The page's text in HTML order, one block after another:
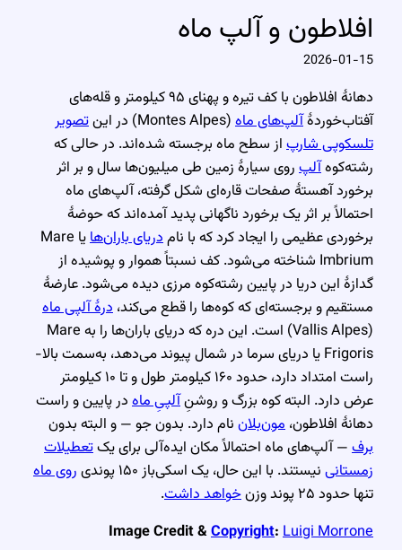
افلاطون و آلپ ماه
2026-01-15
دهانهٔ افلاطون با کف تیره و پهنای ۹۵ کیلومتر و قله‌های
آفتاب‌خوردهٔآلپ‌های ماه(Montes Alpes) در این
تصویر
تلسکوپی شارپاز سطح ماه برجسته شده‌اند. در حالی که
رشته‌کوهآلپروی سیارهٔ زمین طی میلیون‌ها سال و بر اثر
برخورد آهستهٔ صفحات قاره‌ای شکل گرفته، آلپ‌های ماه
احتمالاً بر اثر یک برخورد ناگهانی پدید آمده‌اند که حوضهٔ
برخوردی عظیمی را ایجاد کرد که با نامدریای باران‌ها
یا Mare
Imbrium شناخته می‌شود. کف نسبتاً هموار و پوشیده از
گدازهٔ این دریا در پایین رشته‌کوه مرزی دیده می‌شود. عارضهٔ
مستقیم و برجسته‌ای که کوه‌ها را قطع می‌کند،درهٔ آلپی ماه
(Vallis Alpes) است. این دره که دریای باران‌ها را به Mare
Frigoris یا دریای سرما در شمال پیوند می‌دهد، به‌سمت بالا-
راست امتداد دارد، حدود ۱۶۰ کیلومتر طول و تا ۱۰ کیلومتر
عرض دارد. البته کوه بزرگ و روشنِآلپیِ ماهدر پایین و راست
دهانهٔ افلاطون،مون‌بلاننام دارد. بدون جو — و البته بدون
برف— آلپ‌های ماه احتمالاً مکان ایده‌آلی برای یکتعطیلات
زمستانینیستند. با این حال، یک اسکی‌باز ۱۵۰ پوندی
روی ماه
تنها حدود ۲۵ پوند وزن
خواهد داشت.
Image Credit &Copyright:Luigi Morrone